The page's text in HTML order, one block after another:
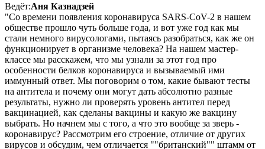
Ведёт:Аня Казнадзей
"Со времени появления коронавируса SARS-CoV-2 в нашем
обществе прошло чуть больше года, и вот уже год как мы
стали немного вирусологами, пытаясь разобраться, как же он
функционирует в организме человека? На нашем мастер-
классе мы расскажем, что мы узнали за этот год про
особенности белков коронавируса и вызываемый ими
иммунный ответ. Мы поговорим о том, какие бывают тесты
на антитела и почему они могут дать абсолютно разные
результаты, нужно ли проверять уровень антител перед
вакцинацией, как сделаны вакцины и какую же вакцину
выбрать. Но начнем мы с того, а что это вообще за зверь -
коронавирус? Рассмотрим его строение, отличие от других
вирусов и обсудим, чем отличается ""британский"" штамм от